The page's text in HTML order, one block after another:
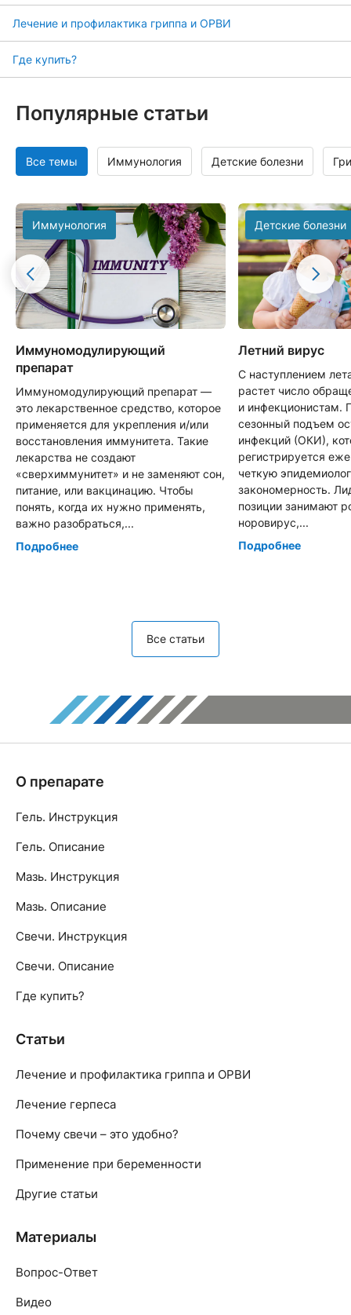
Лечение и профилактика гриппа и ОРВИ
Где купить?
Популярные статьи
Все темы Иммунология Детские болезни
Иммунология
Иммуномодулирующий
препарат
Иммуномодулирующий препарат —
это лекарственное средство, которое
применяется для укрепления и/или
восстановления иммунитета. Такие
лекарства не создают
«сверхиммунитет» и не заменяют сон,
питание, или вакцинацию. Чтобы
понять, когда их нужно применять,
важно разобраться,...
Подробнее
Детские болезни
Летний вирус
С наступлением
растет число
и инфекционистам.
сезонный подъем
инфекций (ОКИ),
регистрируется
четкую
закономерность.
позиции занимают
норовирус,...
Подробнее
Все статьи
О препарате
Гель. Инструкция
Гель. Описание
Мазь. Инструкция
Мазь. Описание
Свечи. Инструкция
Свечи. Описание
Где купить?
Статьи
Лечение и профилактика гриппа и ОРВИ
Лечение герпеса
Почему свечи – это удобно?
Применение при беременности
Другие статьи
Материалы
Вопрос-Ответ
Видео